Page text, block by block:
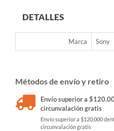
DETALLES
Marca Sony
Métodos de envío y retiro
Envío superior a
circunvalación gratis
Envío superior a $120.000
circunvalación gratis